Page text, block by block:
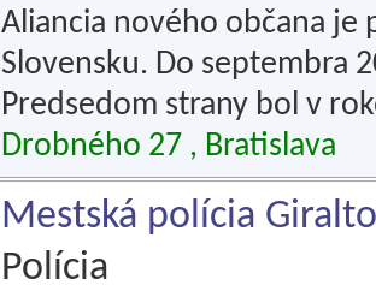
Aliancia nového občana je
Slovensku. Do septembra
Predsedom strany bol v
Drobného 27 , Bratislava
Mestská polícia
Polícia